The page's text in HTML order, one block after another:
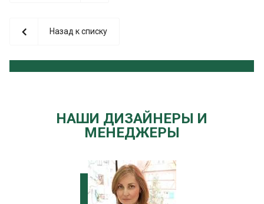
Назад к списку
НАШИ ДИЗАЙНЕРЫ И
МЕНЕДЖЕРЫ